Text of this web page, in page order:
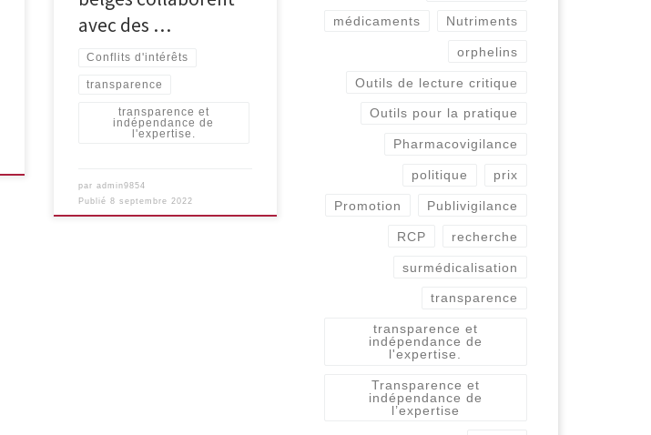
avec des …
Conflits d'intérêts
transparence
transparence et
indépendance de
l'expertise.
par admin9854
Publié 8 septembre 2022
médicaments Nutriments
orphelins
Outils de lecture critique
Outils pour la pratique
Pharmacovigilance
politique prix
Promotion Publivigilance
RCP recherche
surmédicalisation
transparence
transparence et
indépendance de
l'expertise.
Transparence et
indépendance de
l’expertise